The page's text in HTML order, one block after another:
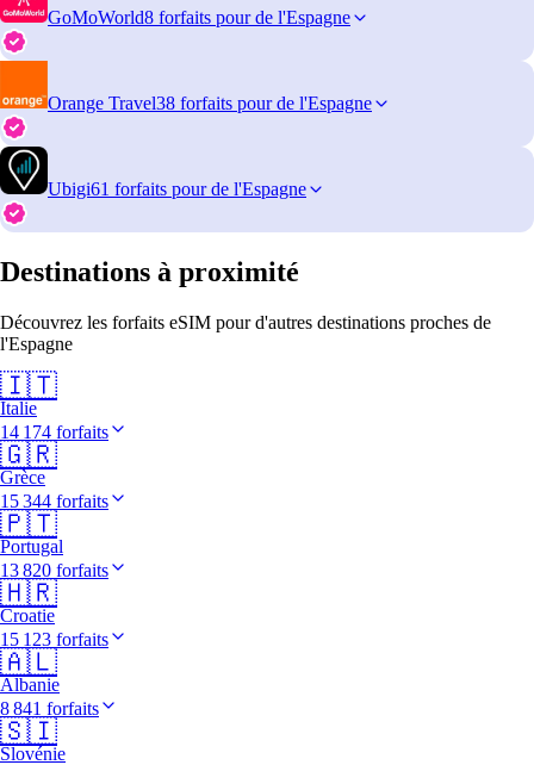
GoMoWorld8 forfaits pour de l'Espagne
Orange Travel38 forfaits pour de l'Espagne
Ubigi61 forfaits pour de l'Espagne
Destinations à proximité
Découvrez les forfaits eSIM pour d'autres destinations proches de
l'Espagne
🇮🇹
Italie
14 174 forfaits
🇬🇷
Grèce
15 344 forfaits
🇵🇹
Portugal
13 820 forfaits
🇭🇷
Croatie
15 123 forfaits
🇦🇱
Albanie
8 841 forfaits
🇸🇮
Slovénie